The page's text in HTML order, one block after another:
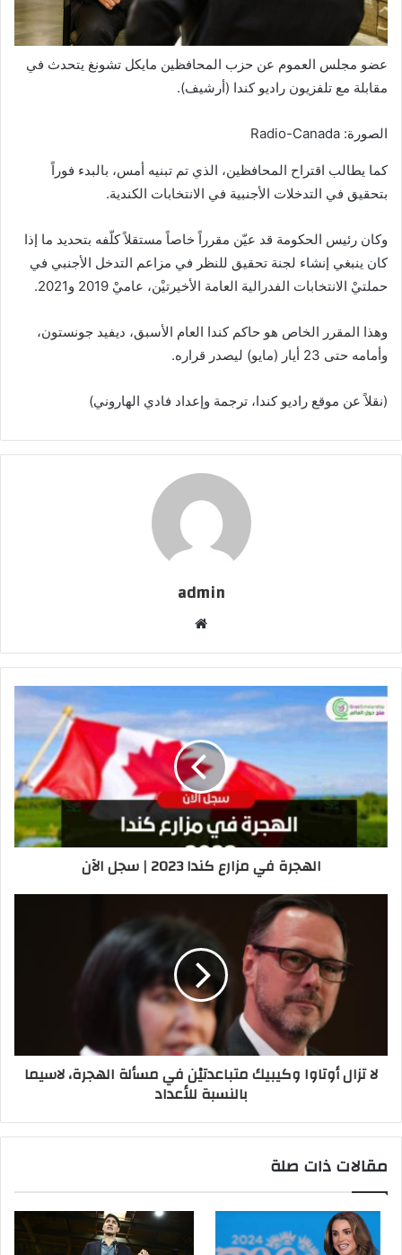
عضو مجلس العموم عن حزب المحافظين مايكل تشونغ يتحدث في
مقابلة مع تلفزيون راديو كندا (أرشيف).
الصورة: Radio-Canada
كما يطالب اقتراح المحافظين، الذي تم تبنيه أمس، بالبدء فوراً
بتحقيق في التدخلات الأجنبية في الانتخابات الكندية.
وكان رئيس الحكومة قد عيّن مقرراً خاصاً مستقلاً كلّفه بتحديد ما إذا
كان ينبغي إنشاء لجنة تحقيق للنظر في مزاعم التدخل الأجنبي في
حملتيْ الانتخابات الفدرالية العامة الأخيرتيْن، عاميْ 2019 و2021.
وهذا المقرر الخاص هو حاكم كندا العام الأسبق، ديفيد جونستون،
وأمامه حتى 23 أيار (مايو) ليصدر قراره.
(نقلاً عن موقع راديو كندا، ترجمة وإعداد فادي الهاروني)
admin
الهجرة في مزارع كندا 2023 | سجل الآن
لا تزال أوتاوا وكيبيك متباعدتيْن في مسألة الهجرة، لاسيما
بالنسبة للأعداد
مقالات ذات صلة